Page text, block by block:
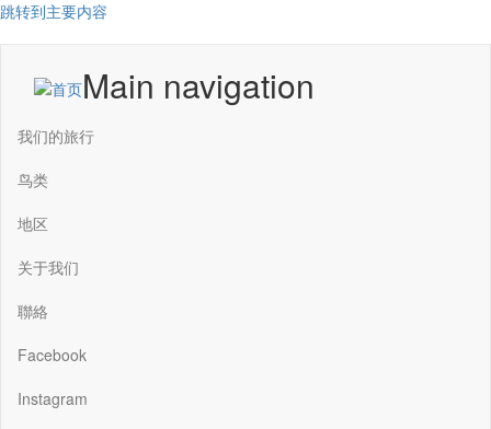
跳转到主要内容
Main navigation
我们的旅行
鸟类
地区
关于我们
聯絡
Facebook
Instagram